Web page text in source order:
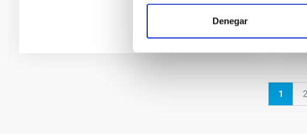
Denegar
Página
1 2